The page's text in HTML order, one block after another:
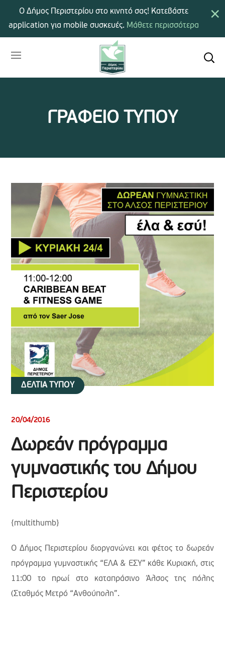
ΓΡΑΦΕΙΟ ΤΥΠΟΥ
ΔΕΛΤΙΑ ΤΥΠΟΥ
20/04/2016
Δωρεάν πρόγραμμα
γυμναστικής του Δήμου
Περιστερίου
{multithumb}
Ο Δήμος Περιστερίου διοργανώνει και φέτος το δωρεάν
πρόγραμμα γυμναστικής “ΕΛΑ & ΕΣΥ” κάθε Κυριακή, στις
11:00 το πρωί στο καταπράσινο Άλσος της πόλης
(Σταθμός Μετρό “Ανθούπολη”.
×
Ο Δήμος Περιστερίου στο κινητό σας! Κατεβάστε
application για mobile συσκευές. Μάθετε περισσότερα